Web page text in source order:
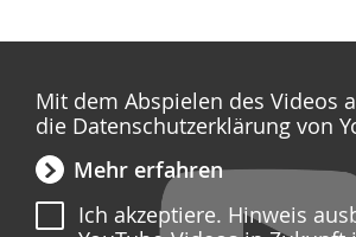
Mit dem Abspielen des Videos
die Datenschutzerklärung von
Mehr erfahren
Ich akzeptiere. Hinweis